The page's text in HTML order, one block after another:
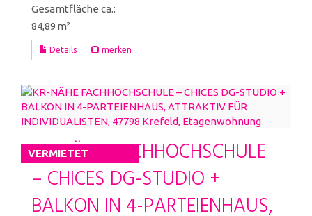
Gesamtfläche ca.:
84,89 m²
Details merken
VERMIETET
KR-NÄHE FACHHOCHSCHULE
– CHICES DG-STUDIO +
BALKON IN 4-PARTEIENHAUS,